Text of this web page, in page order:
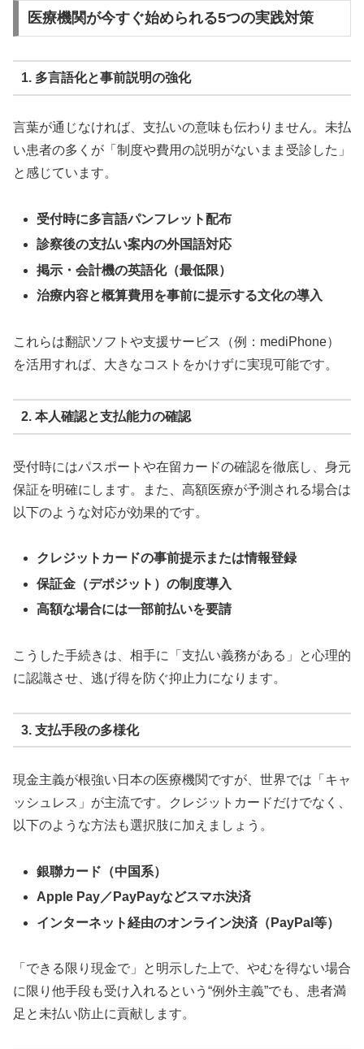
医療機関が今すぐ始められる5つの実践対策
1. 多言語化と事前説明の強化
言葉が通じなければ、支払いの意味も伝わりません。未払
い患者の多くが「制度や費用の説明がないまま受診した」
と感じています。
受付時に多言語パンフレット配布
診察後の支払い案内の外国語対応
掲示・会計機の英語化（最低限）
治療内容と概算費用を事前に提示する文化の導入
これらは翻訳ソフトや支援サービス（例：mediPhone）
を活用すれば、大きなコストをかけずに実現可能です。
2. 本人確認と支払能力の確認
受付時にはパスポートや在留カードの確認を徹底し、身元
保証を明確にします。また、高額医療が予測される場合は
以下のような対応が効果的です。
クレジットカードの事前提示または情報登録
保証金（デポジット）の制度導入
高額な場合には一部前払いを要請
こうした手続きは、相手に「支払い義務がある」と心理的
に認識させ、逃げ得を防ぐ抑止力になります。
3. 支払手段の多様化
現金主義が根強い日本の医療機関ですが、世界では「キャ
ッシュレス」が主流です。クレジットカードだけでなく、
以下のような方法も選択肢に加えましょう。
銀聯カード（中国系）
Apple Pay／PayPayなどスマホ決済
インターネット経由のオンライン決済（PayPal等）
「できる限り現金で」と明示した上で、やむを得ない場合
に限り他手段も受け入れるという“例外主義”でも、患者満
足と未払い防止に貢献します。